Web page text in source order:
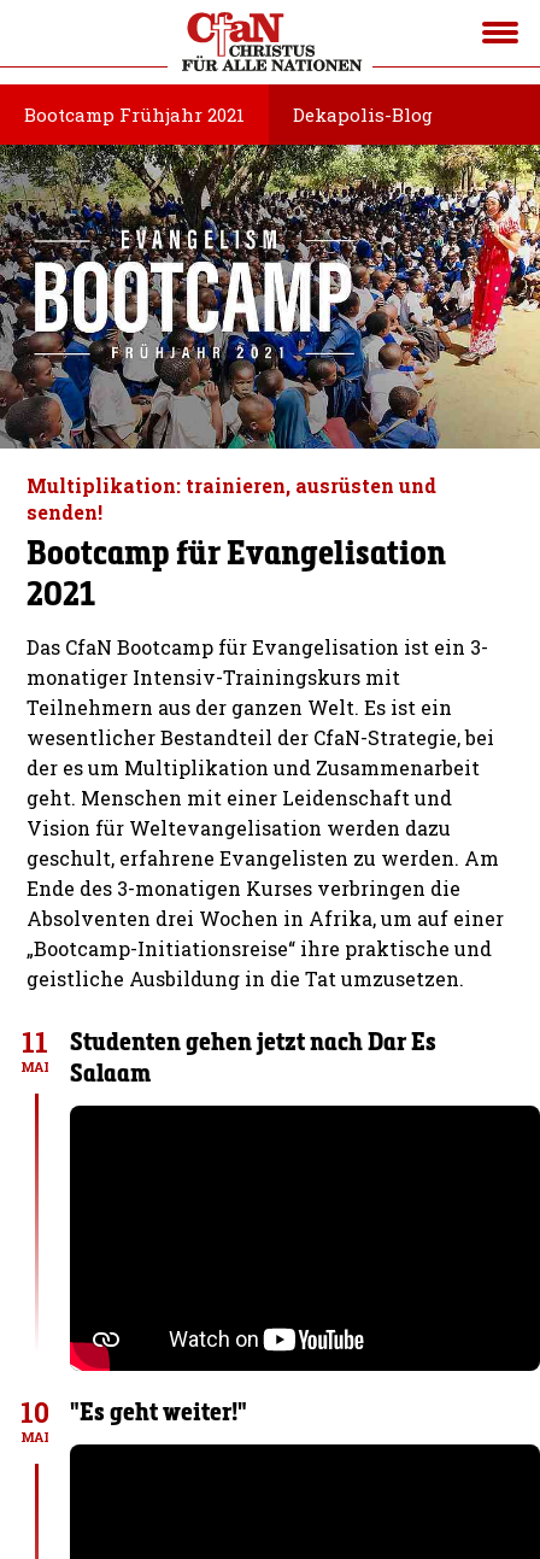
Bootcamp Frühjahr 2021 Dekapolis-Blog
Multiplikation: trainieren, ausrüsten und
senden!
Bootcamp für Evangelisation
2021
Das CfaN Bootcamp für Evangelisation ist ein 3-
monatiger Intensiv-Trainingskurs mit
Teilnehmern aus der ganzen Welt. Es ist ein
wesentlicher Bestandteil der CfaN-Strategie, bei
der es um Multiplikation und Zusammenarbeit
geht. Menschen mit einer Leidenschaft und
Vision für Weltevangelisation werden dazu
geschult, erfahrene Evangelisten zu werden. Am
Ende des 3-monatigen Kurses verbringen die
Absolventen drei Wochen in Afrika, um auf einer
„Bootcamp-Initiationsreise“ ihre praktische und
geistliche Ausbildung in die Tat umzusetzen.
11
MAI
Studenten gehen jetzt nach Dar Es
Salaam
10
MAI
"Es geht weiter!"